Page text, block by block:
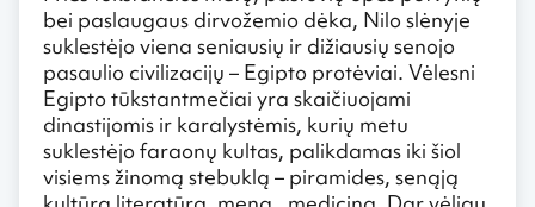
bei paslaugaus dirvožemio dėka, Nilo slėnyje
suklestėjo viena seniausių ir dižiausių senojo
pasaulio civilizacijų – Egipto protėviai. Vėlesni
Egipto tūkstantmečiai yra skaičiuojami
dinastijomis ir karalystėmis, kurių metu
suklestėjo faraonų kultas, palikdamas iki šiol
visiems žinomą stebuklą – piramides, senąją